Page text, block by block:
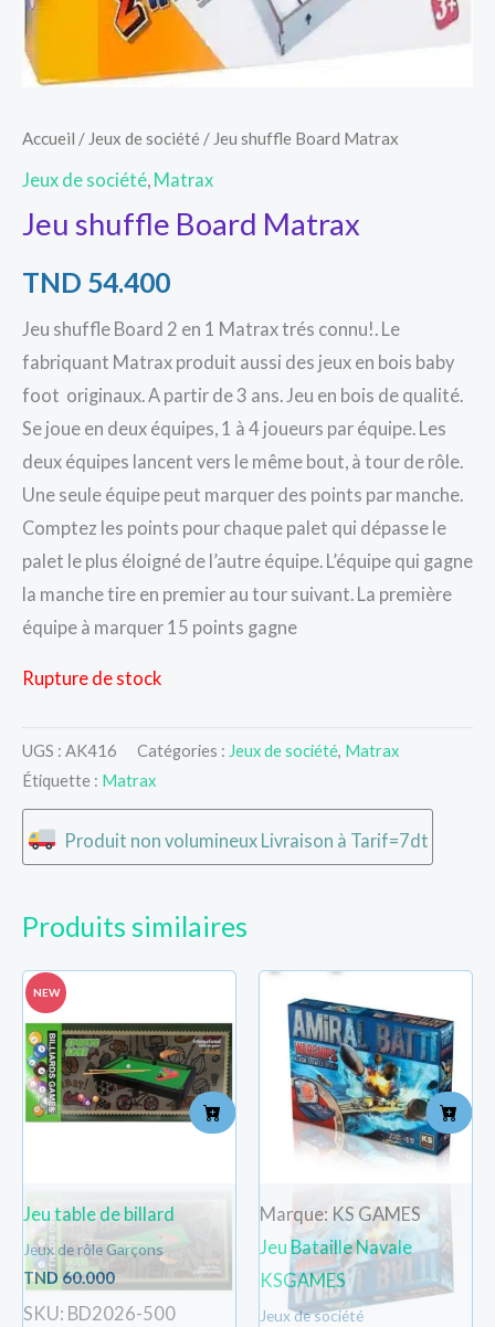
Accueil / Jeux de société / Jeu shuffle Board Matrax
Jeux de société Matrax
Jeu shuffle Board Matrax
TND 54.400
Jeu shuffle Board 2 en 1 Matrax trés connu!. Le
fabriquant Matrax produit aussi des jeux en bois baby
foot originaux. A partir de 3 ans. Jeu en bois de qualité.
Se joue en deux équipes, 1 à 4 joueurs par équipe. Les
deux équipes lancent vers le même bout, à tour de rôle.
Une seule équipe peut marquer des points par manche.
Comptez les points pour chaque palet qui dépasse le
palet le plus éloigné de l’autre équipe. L’équipe qui gagne
la manche tire en premier au tour suivant. La première
équipe à marquer 15 points gagne
Rupture de stock
UGS : AK416 Catégories : Jeux de société, Matrax
Étiquette : Matrax
Produit non volumineux Livraison à Tarif=7dt
Produits similaires
NEW
Jeu table de billard
Jeux de rôle Garçons
TND 60.000
SKU: BD2026-500
Marque: KS GAMES
Jeu Bataille Navale
KSGAMES
Jeux de société